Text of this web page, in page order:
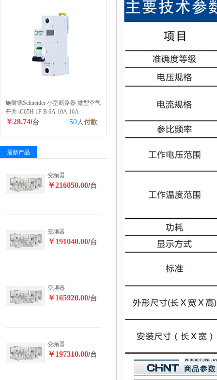
施耐德Schneider 小型断路器 微型空气
开关 iC65H 1P B 6A 10A 16A
￥28.74/台 50人付款
最新产品
变频器
￥216050.00/台
变频器
￥191040.00/台
变频器
￥165920.00/台
变频器
￥197310.00/台